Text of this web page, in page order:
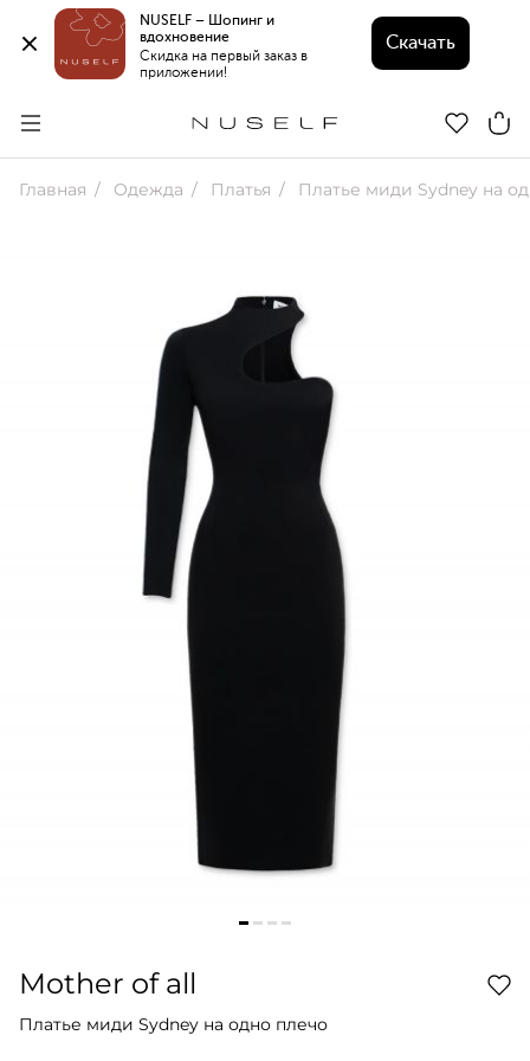
NUSELF – Шопинг и
вдохновение
Скидка на первый заказ в
приложении!
Скачать
Главная Одежда Платья Платье миди Sydney на
Mother of all
Платье миди Sydney на одно плечо